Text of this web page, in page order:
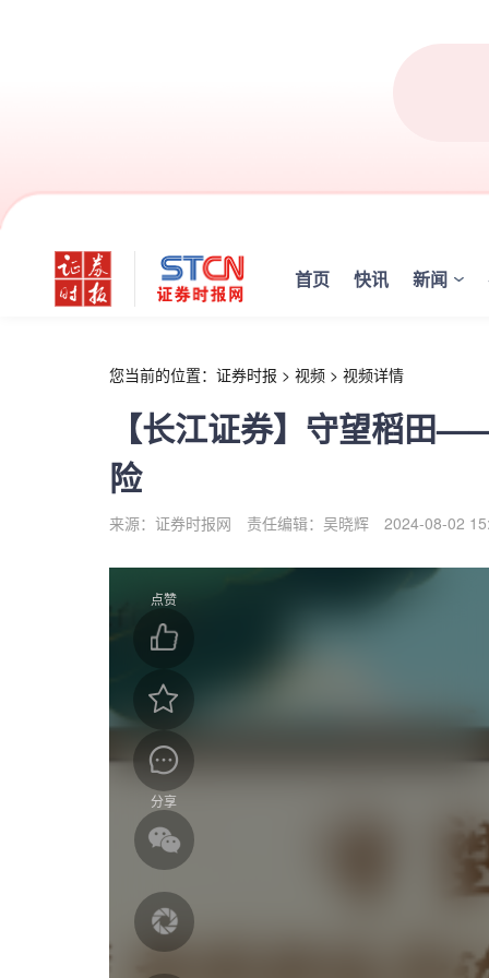
首页 快讯 新闻
您当前的位置： 证券时报 > 视频 > 视频详情
【长江证券】守望稻田
险
来源：证券时报网 责任编辑：吴晓辉 2024-08-02
点赞
分享